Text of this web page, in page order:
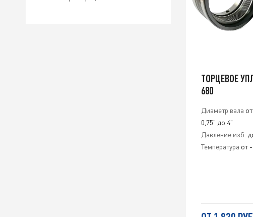
ТОРЦЕВОЕ
680
Диаметр вала
0,75" до 4"
Давление изб.
Температура от